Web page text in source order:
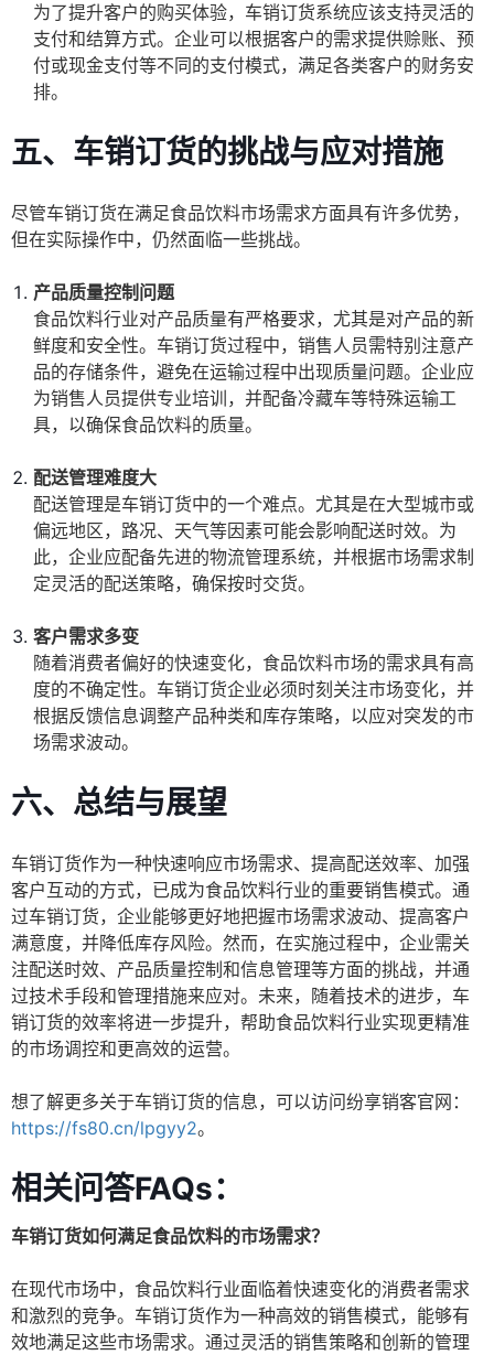
为了提升客户的购买体验，车销订货系统应该支持灵活的
支付和结算方式。企业可以根据客户的需求提供赊账、预
付或现金支付等不同的支付模式，满足各类客户的财务安
排。
五、车销订货的挑战与应对措施
尽管车销订货在满足食品饮料市场需求方面具有许多优势，
但在实际操作中，仍然面临一些挑战。
产品质量控制问题
食品饮料行业对产品质量有严格要求，尤其是对产品的新
鲜度和安全性。车销订货过程中，销售人员需特别注意产
品的存储条件，避免在运输过程中出现质量问题。企业应
为销售人员提供专业培训，并配备冷藏车等特殊运输工
具，以确保食品饮料的质量。
配送管理难度大
配送管理是车销订货中的一个难点。尤其是在大型城市或
偏远地区，路况、天气等因素可能会影响配送时效。为
此，企业应配备先进的物流管理系统，并根据市场需求制
定灵活的配送策略，确保按时交货。
客户需求多变
随着消费者偏好的快速变化，食品饮料市场的需求具有高
度的不确定性。车销订货企业必须时刻关注市场变化，并
根据反馈信息调整产品种类和库存策略，以应对突发的市
场需求波动。
六、总结与展望
车销订货作为一种快速响应市场需求、提高配送效率、加强
客户互动的方式，已成为食品饮料行业的重要销售模式。通
过车销订货，企业能够更好地把握市场需求波动、提高客户
满意度，并降低库存风险。然而，在实施过程中，企业需关
注配送时效、产品质量控制和信息管理等方面的挑战，并通
过技术手段和管理措施来应对。未来，随着技术的进步，车
销订货的效率将进一步提升，帮助食品饮料行业实现更精准
的市场调控和更高效的运营。
想了解更多关于车销订货的信息，可以访问纷享销客官网：
https://fs80.cn/lpgyy2。
相关问答FAQs：
车销订货如何满足食品饮料的市场需求？
在现代市场中，食品饮料行业面临着快速变化的消费者需求
和激烈的竞争。车销订货作为一种高效的销售模式，能够有
效地满足这些市场需求。通过灵活的销售策略和创新的管理